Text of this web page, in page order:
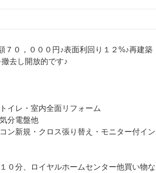
７０，０００円♪表面利回り１２%♪再建築
去し開放的です♪
イレ・室内全面リフォーム
分電盤他
新規・クロス張り替え・モニター付イン
０分、ロイヤルホームセンター他買い物な